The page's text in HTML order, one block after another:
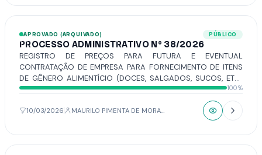
APROVADO (ARQUIVADO) PÚBLICO
PROCESSO ADMINISTRATIVO Nº 38/2026
REGISTRO DE PREÇOS PARA FUTURA E EVENTUAL
CONTRATAÇÃO DE EMPRESA PARA FORNECIMENTO DE ITENS
DE GÊNERO ALIMENTÍCIO (DOCES, SALGADOS, SUCOS, ETC)
PARA ATENDER AS DEMANDAS DA CÂMARA MUNICIPAL DE
100%
10/03/2026 MAURILO PIMENTA DE MORAIS